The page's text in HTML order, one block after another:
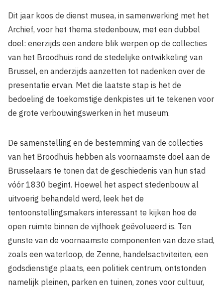
Dit jaar koos de dienst musea, in samenwerking met het
Archief, voor het thema stedenbouw, met een dubbel
doel: enerzijds een andere blik werpen op de collecties
van het Broodhuis rond de stedelijke ontwikkeling van
Brussel, en anderzijds aanzetten tot nadenken over de
presentatie ervan. Met die laatste stap is het de
bedoeling de toekomstige denkpistes uit te tekenen voor
de grote verbouwingswerken in het museum.
De samenstelling en de bestemming van de collecties
van het Broodhuis hebben als voornaamste doel aan de
Brusselaars te tonen dat de geschiedenis van hun stad
vóór 1830 begint. Hoewel het aspect stedenbouw al
uitvoerig behandeld werd, leek het de
tentoonstellingsmakers interessant te kijken hoe de
open ruimte binnen de vijfhoek geëvolueerd is. Ten
gunste van de voornaamste componenten van deze stad,
zoals een waterloop, de Zenne, handelsactiviteiten, een
godsdienstige plaats, een politiek centrum, ontstonden
namelijk pleinen, parken en tuinen, zones voor cultuur,